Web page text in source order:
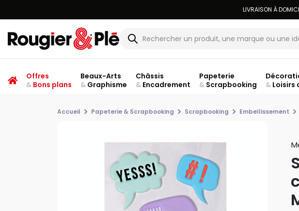
LIVRAISON À
Offres
&Bons plans
Beaux-Arts
&Graphisme
Châssis
&Encadrement
Papeterie
&Scrapbooking
&Loisirs
Accueil Papeterie & Scrapbooking Scrapbooking Embellissement